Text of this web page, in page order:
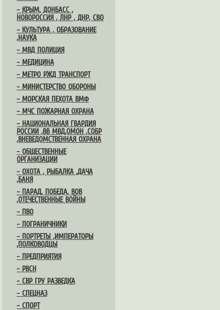
– КРЫМ, ДОНБАСС ,
НОВОРОССИЯ , ЛНР , ДНР, СВО
– КУЛЬТУРА , ОБРАЗОВАНИЕ
,НАУКА
– МВД ПОЛИЦИЯ
– МЕДИЦИНА
– МЕТРО РЖД ТРАНСПОРТ
– МИНИСТЕРСТВО ОБОРОНЫ
– МОРСКАЯ ПЕХОТА ВМФ
– МЧС ПОЖАРНАЯ ОХРАНА
– НАЦИОНАЛЬНАЯ ГВАРДИЯ
РОССИИ ,ВВ МВД,ОМОН ,СОБР
,ВНЕВЕДОМСТВЕННАЯ ОХРАНА
– ОБЩЕСТВЕННЫЕ
ОРГАНИЗАЦИИ
– ОХОТА , РЫБАЛКА ,ДАЧА
,БАНЯ
– ПАРАД, ПОБЕДА, ВОВ
,ОТЕЧЕСТВЕННЫЕ ВОЙНЫ
– ПВО
– ПОГРАНИЧНИКИ
– ПОРТРЕТЫ ,ИМПЕРАТОРЫ
,ПОЛКОВОДЦЫ
– ПРЕДПРИЯТИЯ
– РВСН
– СВР ГРУ РАЗВЕДКА
– СПЕЦНАЗ
– СПОРТ